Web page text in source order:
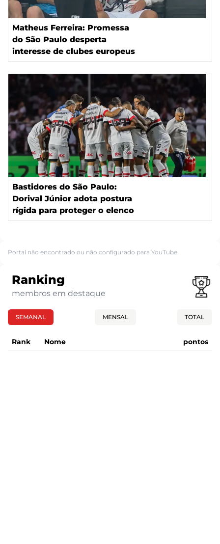
Matheus Ferreira: Promessa
do São Paulo desperta
interesse de clubes europeus
Bastidores do São Paulo:
Dorival Júnior adota postura
rígida para proteger o elenco
Portal não encontrado ou não configurado para YouTube.
Ranking
membros em destaque
SEMANAL MENSAL TOTAL
Rank Nome pontos